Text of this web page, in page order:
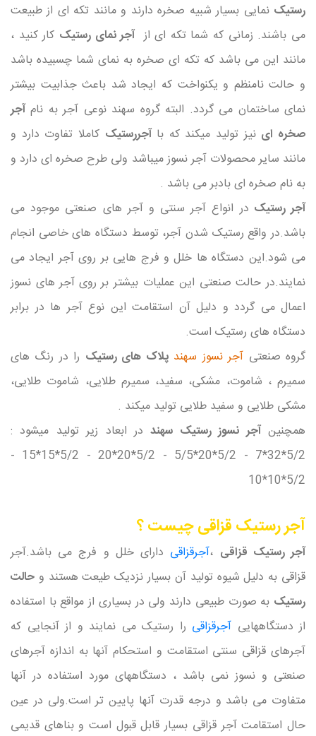
رستیک نمایی بسیار شبیه صخره دارند و مانند تکه ای از طبیعت
می باشند. زمانی که شما تکه ای از آجر نمای رستیک کار کنید ،
مانند این می باشد که تکه ای صخره به نمای شما چسبیده باشد
و حالت نامنظم و یکنواخت که ایجاد شد باعث جذابیت بیشتر
نمای ساختمان می گردد. البته گروه سهند نوعی آجر به نام آجر
صخره ای نیز تولید میکند که باآجررستیک کاملا تفاوت دارد و
مانند سایر محصولات آجر نسوز میباشد ولی طرح صخره ای دارد و
به نام صخره ای بادبر می باشد .
آجر رستیک در انواع آجر سنتی و آجر های صنعتی موجود می
باشد.در واقع رستیک شدن آجر، توسط دستگاه های خاصی انجام
می شود.این دستگاه ها خلل و فرج هایی بر روی آجر ایجاد می
نمایند.در حالت صنعتی این عملیات بیشتر بر روی آجر های نسوز
اعمال می گردد و دلیل آن استقامت این نوع آجر ها در برابر
دستگاه های رستیک است.
گروه صنعتی آجر نسوز سهند پلاک های رستیک را در رنگ های
سمیرم ، شاموت، مشکی، سفید، سمیرم طلایی، شاموت طلایی،
مشکی طلایی و سفید طلایی تولید میکند .
همچنینآجر نسوز رستیک سهنددر ابعاد زیر تولید میشود :
5/2*32*7 - 5/2*20*5/5 - 5/2*20*20 - 5/2*15*15 -
5/2*10*10
آجر رستیک قزاقی چیست ؟
آجر رستیک قزاقی ،آجرقزاقی دارای خلل و فرج می باشد.آجر
قزاقی به دلیل شیوه تولید آن بسیار نزدیک طیعت هستند و حالت
رستیک به صورت طبیعی دارند ولی در بسیاری از مواقع با استفاده
از دستگاههایی آجرقزاقی را رستیک می نمایند و از آنجایی که
آجرهای قزاقی سنتی استقامت و استحکام آنها به اندازه آجرهای
صنعتی و نسوز نمی باشد ، دستگاههای مورد استفاده در آنها
متفاوت می باشد و درجه قدرت آنها پایین تر است.ولی در عین
حال استقامت آجر قزاقی بسیار قابل قبول است و بناهای قدیمی